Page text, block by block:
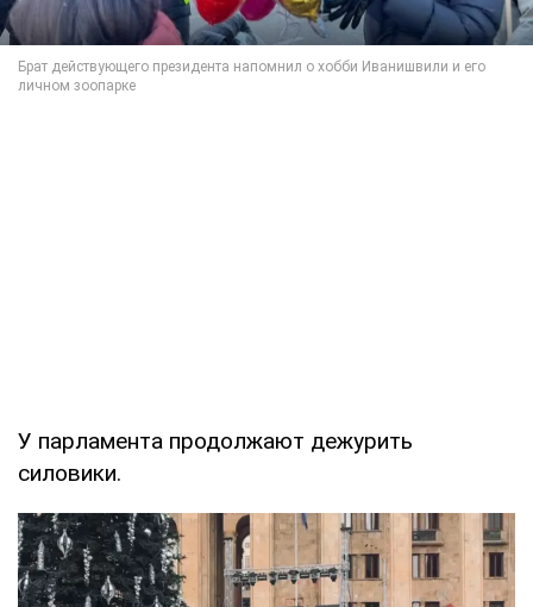
У парламента продолжают дежурить
силовики.